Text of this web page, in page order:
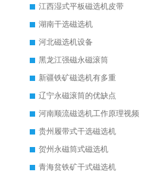
江西湿式平板磁选机皮带
湖南干选磁选机
河北磁选机设备
黑龙江强磁永磁滚筒
新疆铁矿磁选机有多重
辽宁永磁滚筒的优缺点
河南顺流磁选机工作原理视频
贵州履带式干选磁选机
贺州永磁筒式磁选机
青海贫铁矿干式磁选机